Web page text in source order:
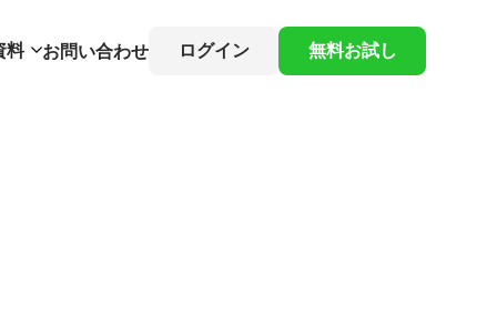
料 お問い合わせ ログイン 無料お試し